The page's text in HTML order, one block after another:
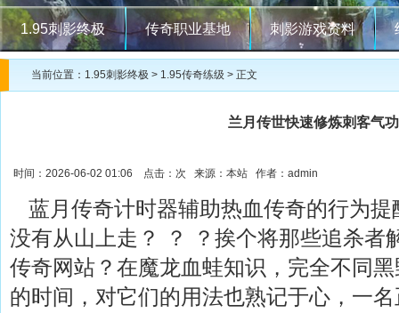
1.95刺影终极 传奇职业基地 刺影游戏资料
当前位置： 1.95刺影终极 > 1.95传奇练级 > 正文
兰月传世快速修炼刺客气
时间：2026-06-02 01:06 点击： 次 来源：本站 作者：admin
蓝月传奇计时器辅助热血传奇的行为提
没有从山上走？ ？ ？挨个将那些追杀
传奇网站？在魔龙血蛙知识，完全不同
的时间，对它们的用法也熟记于心，一